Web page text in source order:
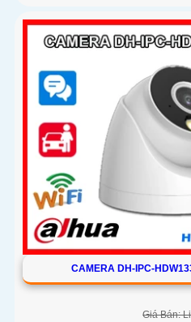
CAMERA DH-IPC-
Giá Bán: